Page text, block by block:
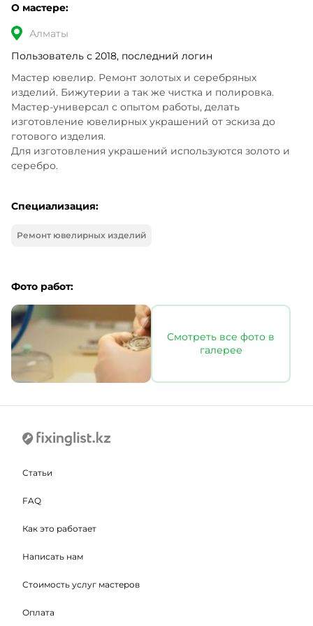
О мастере:
Алматы
Пользователь с 2018, последний логин
Мастер ювелир. Ремонт золотых и серебряных
изделий. Бижутерии а так же чистка и полировка.
Мастер-универсал с опытом работы, делать
изготовление ювелирных украшений от эскиза до
готового изделия.
Для изготовления украшений используются золото и
серебро.
Специализация:
Ремонт ювелирных изделий
Фото работ:
Смотреть все фото в
галерее
Статьи
FAQ
Как это работает
Написать нам
Стоимость услуг мастеров
Оплата